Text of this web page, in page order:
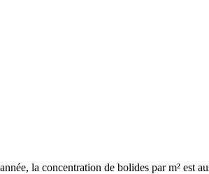
la concentration de bolides par m² est